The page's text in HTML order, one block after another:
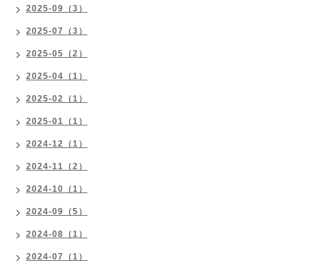
2025-09（3）
2025-07（3）
2025-05（2）
2025-04（1）
2025-02（1）
2025-01（1）
2024-12（1）
2024-11（2）
2024-10（1）
2024-09（5）
2024-08（1）
2024-07（1）